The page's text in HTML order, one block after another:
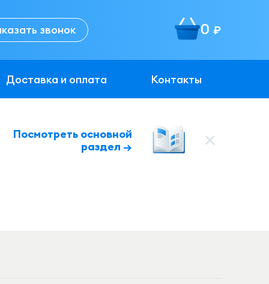
звонок 0 руб.
Доставка и оплата Контакты
Посмотреть основной
раздел →